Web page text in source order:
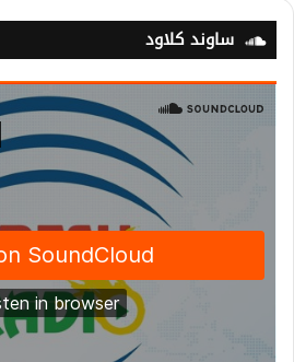
ساوند كلاود